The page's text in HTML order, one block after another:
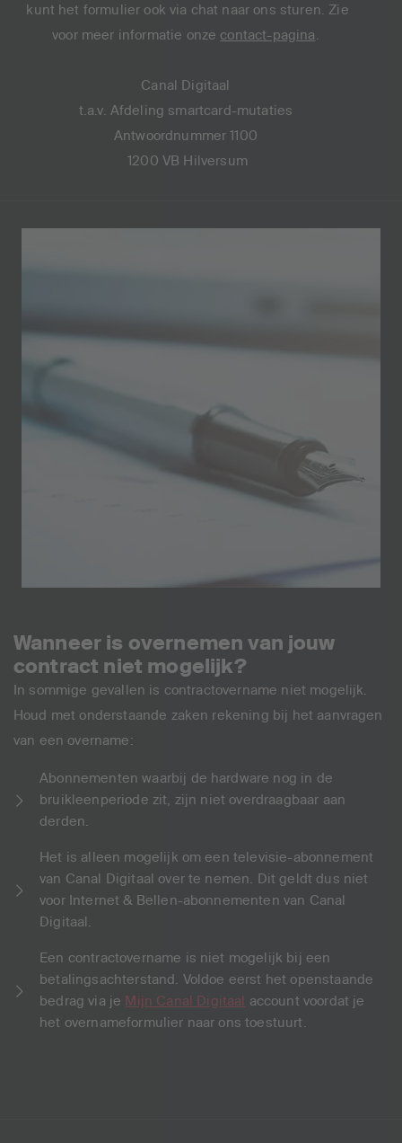
kunt het formulier ook via chat naar ons sturen. Zie
voor meer informatie onze contact-pagina.
Canal Digitaal
t.a.v. Afdeling smartcard-mutaties
Antwoordnummer 1100
1200 VB Hilversum
Wanneer is overnemen van jouw
contract niet mogelijk?
In sommige gevallen is contractovername niet mogelijk.
Houd met onderstaande zaken rekening bij het aanvragen
van een overname:
Abonnementen waarbij de hardware nog in de
bruikleenperiode zit, zijn niet overdraagbaar aan
derden.
Het is alleen mogelijk om een televisie-abonnement
van Canal Digitaal over te nemen. Dit geldt dus niet
voor Internet & Bellen-abonnementen van Canal
Digitaal.
Een contractovername is niet mogelijk bij een
betalingsachterstand. Voldoe eerst het openstaande
bedrag via je Mijn Canal Digitaal account voordat je
het overnameformulier naar ons toestuurt.